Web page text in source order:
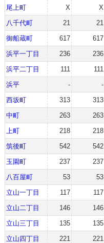
尾上町 X X
八千代町
21 21
御船蔵町
617 617
浜平一丁目
236 236
浜平二丁目
111 111
浜平
- -
西坂町
313 313
中町
263 263
上町
218 218
筑後町
542 542
玉園町
237 237
八百屋町
53 53
立山一丁目
117 117
立山二丁目
146 146
立山三丁目
135 135
立山四丁目
221 221